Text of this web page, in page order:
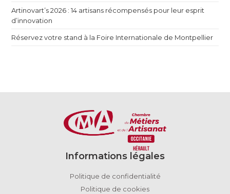
Artinovart’s 2026 : 14 artisans récompensés pour leur esprit
d’innovation
Réservez votre stand à la Foire Internationale de Montpellier
Informations légales
Politique de confidentialité
Politique de cookies